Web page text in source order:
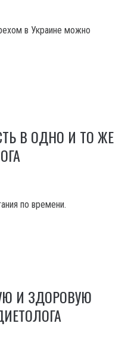
в Украине можно
В ОДНО И ТО ЖЕ
по времени.
И ЗДОРОВУЮ